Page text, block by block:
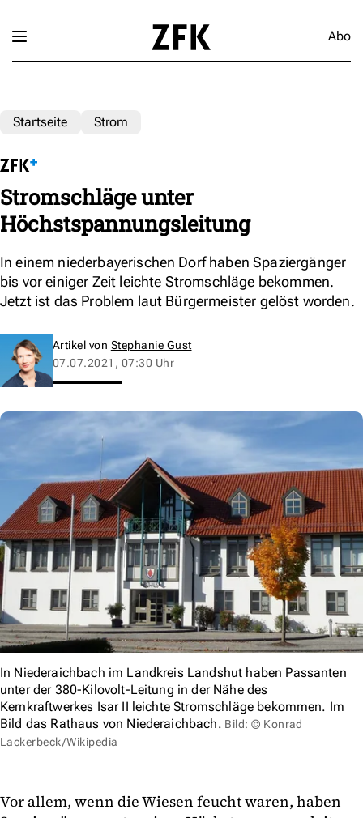
Abo
Startseite Strom
Stromschläge unter
Höchstspannungsleitung
In einem niederbayerischen Dorf haben Spaziergänger
bis vor einiger Zeit leichte Stromschläge bekommen.
Jetzt ist das Problem laut Bürgermeister gelöst worden.
Artikel von Stephanie Gust
07.07.2021, 07:30 Uhr
In Niederaichbach im Landkreis Landshut haben Passanten
unter der 380-Kilovolt-Leitung in der Nähe des
Kernkraftwerkes Isar II leichte Stromschläge bekommen. Im
Bild das Rathaus von Niederaichbach. Bild: © Konrad
Lackerbeck/Wikipedia
Vor allem, wenn die Wiesen feucht waren, haben